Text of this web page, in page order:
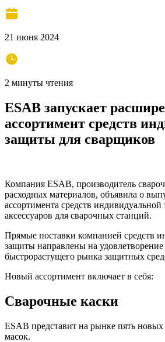
21 июня 2024
2 минуты чтения
ESAB запускает
ассортимент средств
защиты для сварщиков
Компания ESAB, производитель
расходных материалов, объявила о
ассортимента средств
аксессуаров для сварочных станций.
Прямые поставки компанией средств
защиты направлены на удовлетворение
быстрорастущего рынка защитных
Новый ассортимент включает в себя:
Сварочные каски
ESAB представит на рынке пять
масок.